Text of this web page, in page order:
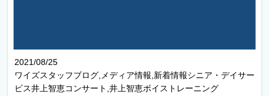
2021/08/25
ワイズスタッフブログ,メディア情報,新着情報シニア・デイサー
ビス井上智恵コンサート,井上智恵ボイストレーニング